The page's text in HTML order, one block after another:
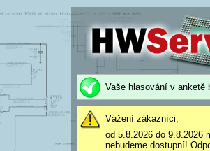
Vaše hlasování v anketě
Vážení zákazníci,
od 5.8.2026 do 9.8.2026
nebudeme dostupní!